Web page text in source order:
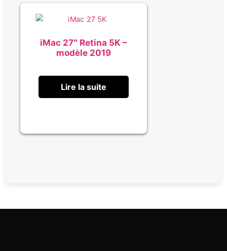
iMac 27″ Retina 5K –
modèle 2019
Lire la suite